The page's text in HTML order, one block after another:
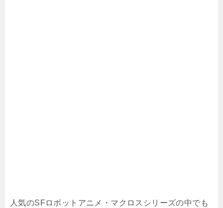
人気のSFロボットアニメ・マクロスシリーズの中でも